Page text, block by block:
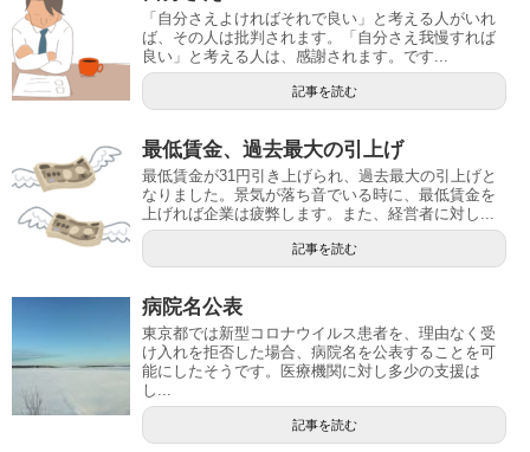
「自分さえよければそれで良い」と考える人がいれ
ば、その人は批判されます。「自分さえ我慢すれば
良い」と考える人は、感謝されます。です...
記事を読む
最低賃金、過去最大の引上げ
最低賃金が31円引き上げられ、過去最大の引上げと
なりました。景気が落ち音でいる時に、最低賃金を
上げれば企業は疲弊します。また、経営者に対し...
記事を読む
病院名公表
東京都では新型コロナウイルス患者を、理由なく受
け入れを拒否した場合、病院名を公表することを可
能にしたそうです。医療機関に対し多少の支援は
し...
記事を読む